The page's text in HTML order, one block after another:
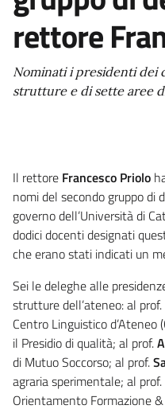
rettore
Nominati i presidenti dei
strutture e di sette aree
Il rettore Francesco Priolo
nomi del secondo gruppo di
governo dell’Università di
dodici docenti designati
che erano stati indicati un
Sei le deleghe alle
strutture dell’ateneo: al prof.
Centro Linguistico d’Ateneo
il Presidio di qualità; al prof.
di Mutuo Soccorso; al prof.
agraria sperimentale; al prof.
Orientamento Formazione